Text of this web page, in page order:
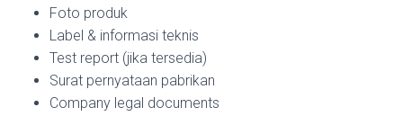
Foto produk
Label & informasi teknis
Test report (jika tersedia)
Surat pernyataan pabrikan
Company legal documents